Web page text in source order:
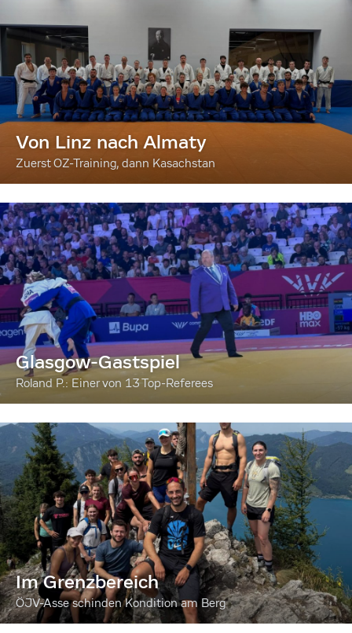
Von Linz nach Almaty
Zuerst OZ-Training, dann Kasachstan
Glasgow-Gastspiel
Roland P.: Einer von 13 Top-Referees
Im Grenzbereich
ÖJV-Asse schinden Kondition am Berg